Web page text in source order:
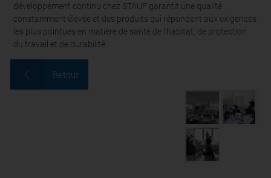
développement continu chez STAUF garantit une qualité
constamment élevée et des produits qui répondent aux exigences
les plus pointues en matière de santé de l’habitat, de protection
du travail et de durabilité.
Retour